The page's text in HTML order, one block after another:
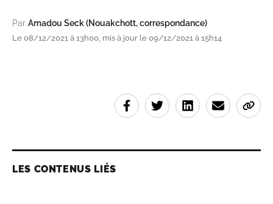
Par Amadou Seck (Nouakchott, correspondance)
Le 08/12/2021 à 13h00, mis à jour le 09/12/2021 à 15h14
LES CONTENUS LIÉS